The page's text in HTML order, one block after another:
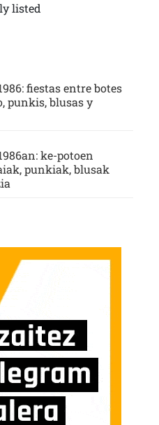
listed
fiestas entre botes
punkis, blusas y
ke-potoen
punkiak, blusak